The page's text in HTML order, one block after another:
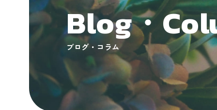
Blog・
ブログ・コラム